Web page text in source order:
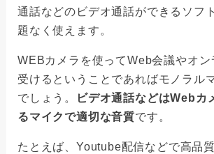
通話などのビデオ通話ができるソフ
題なく使えます。
WEBカメラを使ってWeb会議やオン
受けるということであればモノラル
でしょう。
ビデオ通話などはWebカ
るマイクで適切な音質です。
たとえば、Youtube配信などで高品